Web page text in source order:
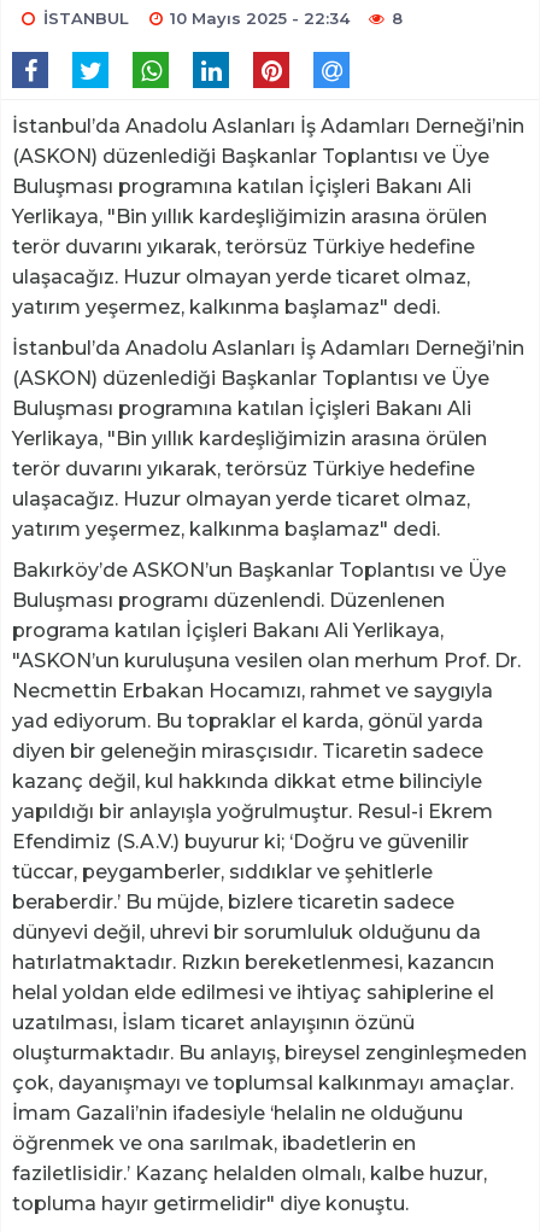
İSTANBUL 10 Mayıs 2025 - 22:34 8
İstanbul’da Anadolu Aslanları İş Adamları Derneği’nin
(ASKON) düzenlediği Başkanlar Toplantısı ve Üye
Buluşması programına katılan İçişleri Bakanı Ali
Yerlikaya, "Bin yıllık kardeşliğimizin arasına örülen
terör duvarını yıkarak, terörsüz Türkiye hedefine
ulaşacağız. Huzur olmayan yerde ticaret olmaz,
yatırım yeşermez, kalkınma başlamaz" dedi.
İstanbul’da Anadolu Aslanları İş Adamları Derneği’nin
(ASKON) düzenlediği Başkanlar Toplantısı ve Üye
Buluşması programına katılan İçişleri Bakanı Ali
Yerlikaya, "Bin yıllık kardeşliğimizin arasına örülen
terör duvarını yıkarak, terörsüz Türkiye hedefine
ulaşacağız. Huzur olmayan yerde ticaret olmaz,
yatırım yeşermez, kalkınma başlamaz" dedi.
Bakırköy’de ASKON’un Başkanlar Toplantısı ve Üye
Buluşması programı düzenlendi. Düzenlenen
programa katılan İçişleri Bakanı Ali Yerlikaya,
"ASKON’un kuruluşuna vesilen olan merhum Prof. Dr.
Necmettin Erbakan Hocamızı, rahmet ve saygıyla
yad ediyorum. Bu topraklar el karda, gönül yarda
diyen bir geleneğin mirasçısıdır. Ticaretin sadece
kazanç değil, kul hakkında dikkat etme bilinciyle
yapıldığı bir anlayışla yoğrulmuştur. Resul-i Ekrem
Efendimiz (S.A.V.) buyurur ki; ‘Doğru ve güvenilir
tüccar, peygamberler, sıddıklar ve şehitlerle
beraberdir.’ Bu müjde, bizlere ticaretin sadece
dünyevi değil, uhrevi bir sorumluluk olduğunu da
hatırlatmaktadır. Rızkın bereketlenmesi, kazancın
helal yoldan elde edilmesi ve ihtiyaç sahiplerine el
uzatılması, İslam ticaret anlayışının özünü
oluşturmaktadır. Bu anlayış, bireysel zenginleşmeden
çok, dayanışmayı ve toplumsal kalkınmayı amaçlar.
İmam Gazali’nin ifadesiyle ‘helalin ne olduğunu
öğrenmek ve ona sarılmak, ibadetlerin en
faziletlisidir.’ Kazanç helalden olmalı, kalbe huzur,
topluma hayır getirmelidir" diye konuştu.